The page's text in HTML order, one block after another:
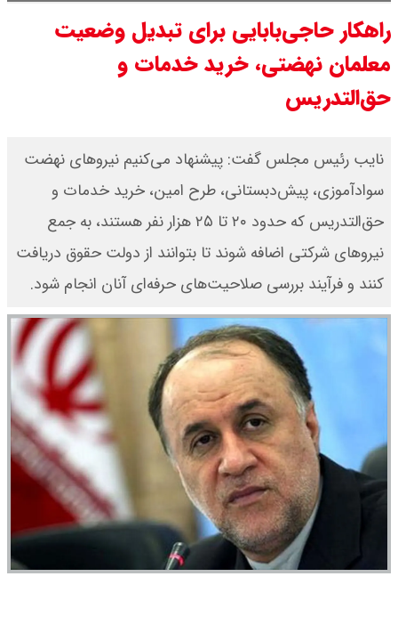
راهکار حاجی‌بابایی برای تبدیل وضعیت
معلمان نهضتی، خرید خدمات و
حق‌التدریس
​نایب رئیس مجلس گفت: پیشنهاد می‌کنیم نیروهای نهضت
سوادآموزی، پیش‌دبستانی، طرح امین، خرید خدمات و
حق‌التدریس که حدود ۲۰ تا ۲۵ هزار نفر هستند، به جمع
نیروهای شرکتی اضافه شوند تا بتوانند از دولت حقوق دریافت
کنند و فرآیند بررسی صلاحیت‌های حرفه‌ای آنان انجام شود.